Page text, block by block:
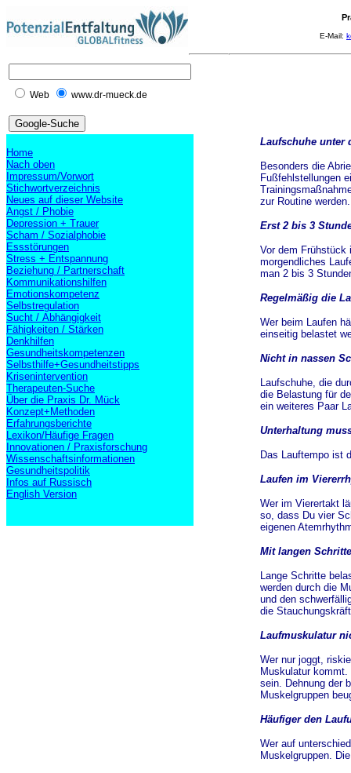
E-Mail:
Web www.dr-mueck.de
Home
Nach oben
Impressum/Vorwort
Stichwortverzeichnis
Neues auf dieser Website
Angst / Phobie
Depression + Trauer
Scham / Sozialphobie
Essstörungen
Stress + Entspannung
Beziehung / Partnerschaft
Kommunikationshilfen
Emotionskompetenz
Selbstregulation
Sucht / Abhängigkeit
Fähigkeiten / Stärken
Denkhilfen
Gesundheitskompetenzen
Selbsthilfe+Gesundheitstipps
Krisenintervention
Therapeuten-Suche
Über die Praxis Dr. Mück
Konzept+Methoden
Erfahrungsberichte
Lexikon/Häufige Fragen
Innovationen / Praxisforschung
Wissenschaftsinformationen
Gesundheitspolitik
Infos auf Russisch
English Version
Laufschuhe unter
Besonders die
Fußfehlstellungen
zur Routine werden.
Erst 2 bis 3
Vor dem Frühstück
morgendliches
man 2 bis 3
Regelmäßig die
Wer beim Laufen
einseitig belastet
Nicht in nassen
Laufschuhe, die
die Belastung für
ein weiteres Paar
Unterhaltung
Das Lauftempo ist
Laufen im
Wer im Vierertakt
so, dass Du vier
eigenen
Mit langen
Lange Schritte
werden durch die
und den
die
Laufmuskulatur
Wer nur joggt,
Muskulatur kommt.
sein. Dehnung der
Muskelgruppen
Häufiger den
Wer auf
Muskelgruppen.